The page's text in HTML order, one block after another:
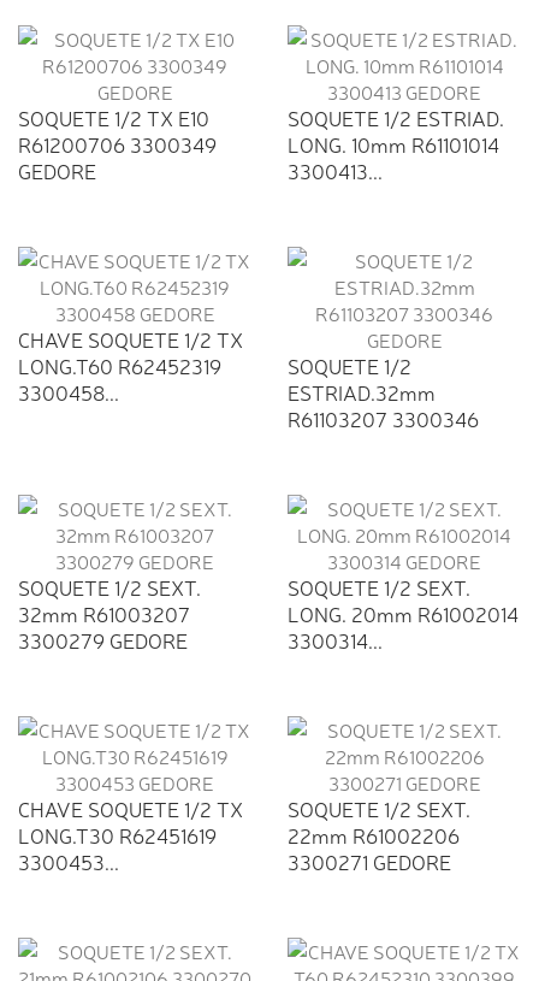
SOQUETE 1/2 TX E10
R61200706 3300349
GEDORE
SOQUETE 1/2 ESTRIAD.
LONG. 10mm R61101014
3300413...
CHAVE SOQUETE 1/2 TX
LONG.T60 R62452319
3300458...
SOQUETE 1/2
ESTRIAD.32mm
R61103207 3300346
SOQUETE 1/2 SEXT.
32mm R61003207
3300279 GEDORE
SOQUETE 1/2 SEXT.
LONG. 20mm R61002014
3300314...
CHAVE SOQUETE 1/2 TX
LONG.T30 R62451619
3300453...
SOQUETE 1/2 SEXT.
22mm R61002206
3300271 GEDORE